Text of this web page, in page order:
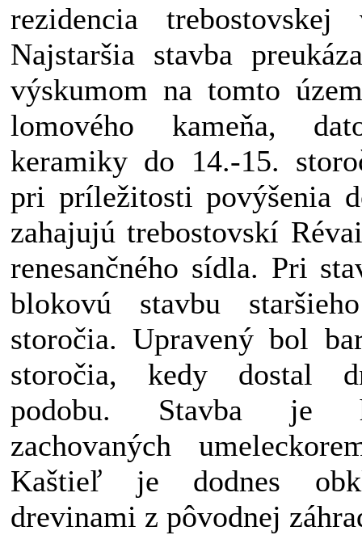
rezidencia trebostovskej
Najstaršia stavba
výskumom na tomto
lomového kameňa,
keramiky do 14.-15.
pri príležitosti povýšenia
zahajujú trebostovskí
renesančného sídla. Pri
blokovú stavbu
storočia. Upravený bol
storočia, kedy dostal
podobu. Stavba je
zachovaných
Kaštieľ je dodnes
drevinami z pôvodnej